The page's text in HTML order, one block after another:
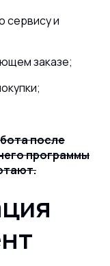
сервису и
заказе;
после
программы